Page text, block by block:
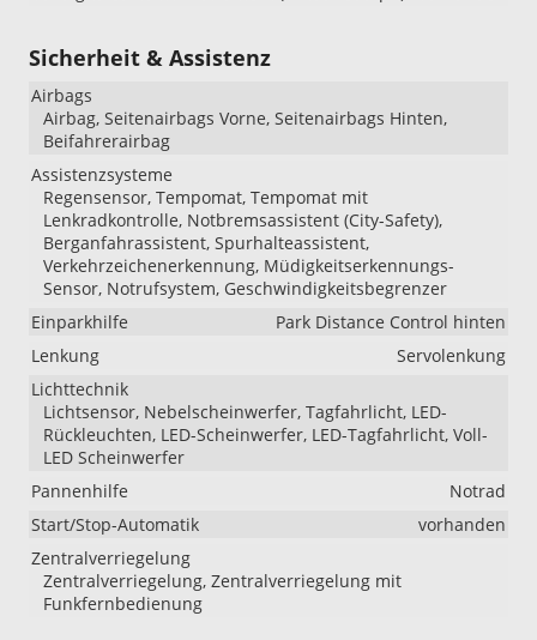
Sicherheit & Assistenz
Airbags
Airbag, Seitenairbags Vorne, Seitenairbags Hinten,
Beifahrerairbag
Assistenzsysteme
Regensensor, Tempomat, Tempomat mit
Lenkradkontrolle, Notbremsassistent (City-Safety),
Berganfahrassistent, Spurhalteassistent,
Verkehrzeichenerkennung, Müdigkeitserkennungs-
Sensor, Notrufsystem, Geschwindigkeitsbegrenzer
Einparkhilfe
Park Distance Control hinten
Lenkung
Servolenkung
Lichttechnik
Lichtsensor, Nebelscheinwerfer, Tagfahrlicht, LED-
Rückleuchten, LED-Scheinwerfer, LED-Tagfahrlicht, Voll-
LED Scheinwerfer
Pannenhilfe
Notrad
Start/Stop-Automatik
vorhanden
Zentralverriegelung
Zentralverriegelung, Zentralverriegelung mit
Funkfernbedienung